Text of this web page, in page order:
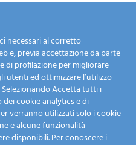
Chi siamo
servizi
e mezzi
necessari al corretto
e, previa accettazione da parte
di profilazione per migliorare
utenti ed ottimizzare l’utilizzo
Selezionando Accetta tutti i
dei cookie analytics e di
verranno utilizzati solo i cookie
e alcune funzionalità
disponibili. Per conoscere i